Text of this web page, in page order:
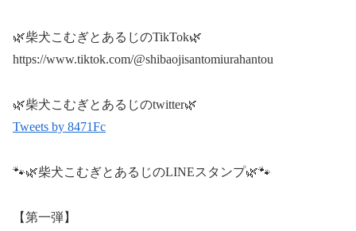
🌿柴犬こむぎとあるじのTikTok🌿
https://www.tiktok.com/@shibaojisantomiurahantou
🌿柴犬こむぎとあるじのtwitter🌿
Tweets by 8471Fc
🐾🌿柴犬こむぎとあるじのLINEスタンプ🌿🐾
【第一弾】